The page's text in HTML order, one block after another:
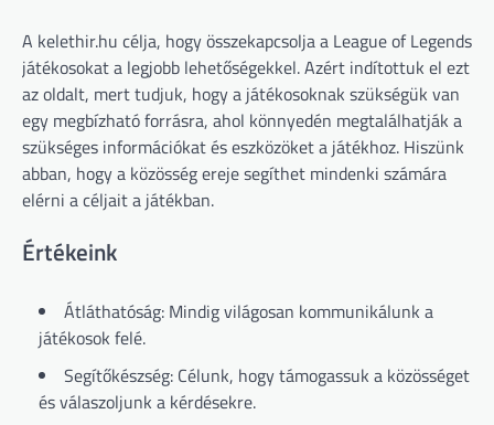
A kelethir.hu célja, hogy összekapcsolja a League of Legends
játékosokat a legjobb lehetőségekkel. Azért indítottuk el ezt
az oldalt, mert tudjuk, hogy a játékosoknak szükségük van
egy megbízható forrásra, ahol könnyedén megtalálhatják a
szükséges információkat és eszközöket a játékhoz. Hiszünk
abban, hogy a közösség ereje segíthet mindenki számára
elérni a céljait a játékban.
Értékeink
Átláthatóság: Mindig világosan kommunikálunk a
játékosok felé.
Segítőkészség: Célunk, hogy támogassuk a közösséget
és válaszoljunk a kérdésekre.